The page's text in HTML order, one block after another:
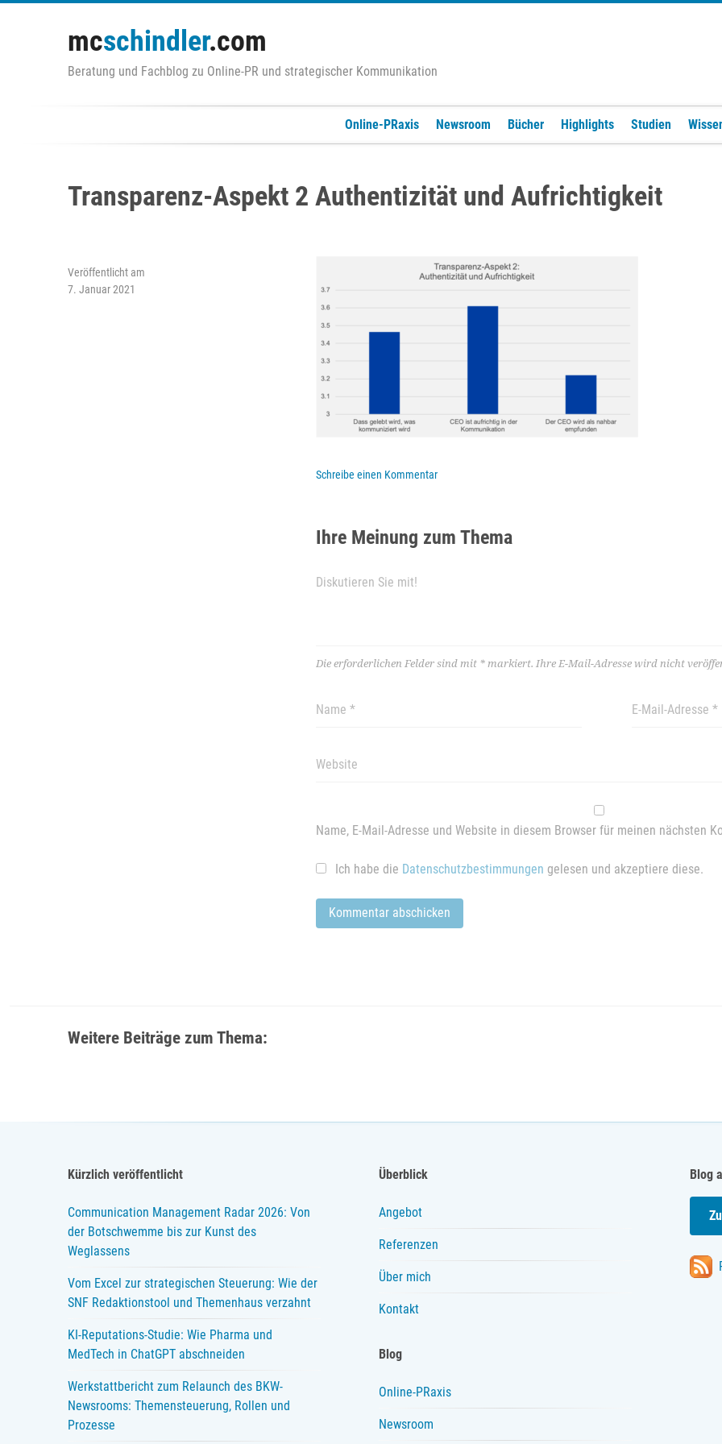
mcschindler.com
Beratung und Fachblog zu Online-PR und strategischer Kommunikation
Online-PRaxis Newsroom Bücher Highlights Studien
Transparenz-Aspekt 2 Authentizität und Aufrichtigkeit
Veröffentlicht am
7. Januar 2021
Schreibe einen Kommentar
Ihre Meinung zum Thema
Die erforderlichen Felder sind mit *markiert. Ihre E-Mail-Adresse wird nicht
Name, E-Mail-Adresse und Website in diesem Browser für meinen nächsten
Ich habe die Datenschutzbestimmungen gelesen und akzeptiere diese.
Weitere Beiträge zum Thema:
Kürzlich veröffentlicht
Communication Management Radar 2026: Von
der Botschwemme bis zur Kunst des
Weglassens
Vom Excel zur strategischen Steuerung: Wie der
SNF Redaktionstool und Themenhaus verzahnt
KI-Reputations-Studie: Wie Pharma und
MedTech in ChatGPT abschneiden
Werkstattbericht zum Relaunch des BKW-
Newsrooms: Themensteuerung, Rollen und
Prozesse
Überblick
Angebot
Referenzen
Über mich
Kontakt
Blog
Online-PRaxis
Newsroom
Blog